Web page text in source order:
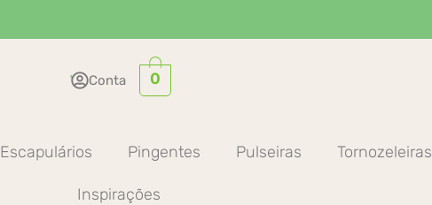
Conta 0
Escapulários Pingentes Pulseiras Tornozeleiras
Inspirações